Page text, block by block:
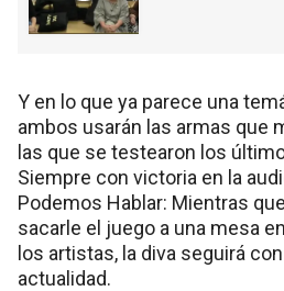
Y en lo que ya parece una
ambos usarán las armas que
las que se testearon los
Siempre con victoria en la
Podemos Hablar: Mientras
sacarle el juego a una mesa
los artistas, la diva seguirá
actualidad.